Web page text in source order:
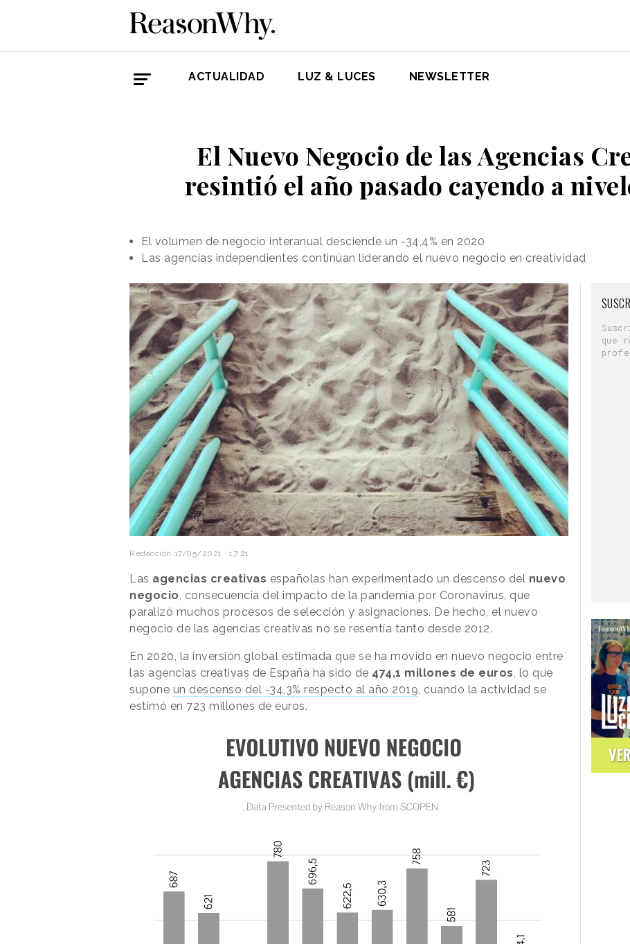
ACTUALIDAD LUZ & LUCES NEWSLETTER
El Nuevo Negocio de las Agencias
resintió el año pasado cayendo a
El volumen de negocio interanual desciende un -34,4% en 2020
Las agencias independientes continúan liderando el nuevo negocio en creatividad
Redacción 17/05/2021 · 17:21
Las agencias creativas españolas han experimentado un descenso del nuevo
negocio , consecuencia del impacto de la pandemia por Coronavirus, que
paralizó muchos procesos de selección y asignaciones. De hecho, el nuevo
negocio de las agencias creativas no se resentía tanto desde 2012.
En 2020, la inversión global estimada que se ha movido en nuevo negocio entre
las agencias creativas de España ha sido de 474,1 millones de euros , lo que
supone un descenso del -34,3% respecto al año 2019 , cuando la actividad se
estimó en 723 millones de euros.
que